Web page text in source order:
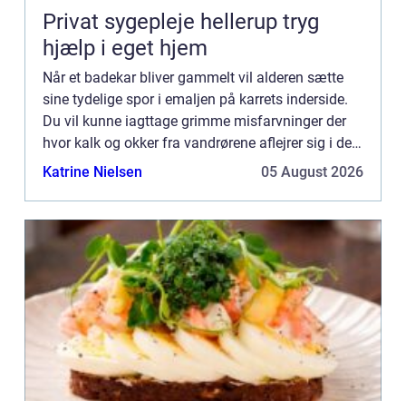
Privat sygepleje hellerup tryg
hjælp i eget hjem
Når et badekar bliver gammelt vil alderen sætte
sine tydelige spor i emaljen på karrets inderside.
Du vil kunne iagttage grimme misfarvninger der
hvor kalk og okker fra vandrørene aflejrer sig i den
slidte emalje. Og denne vil samtidig få en tendens
Katrine Nielsen 05 August 2026